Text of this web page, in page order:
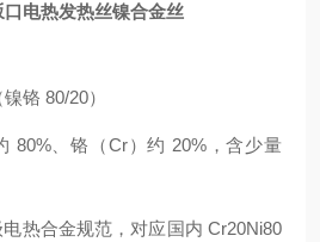
电热发热丝镍合金丝
铬 80/20）
80%、铬（Cr）约 20%，含少量
热合金规范，对应国内 Cr20Ni80